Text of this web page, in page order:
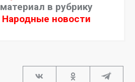
материал в рубрику
Народные новости